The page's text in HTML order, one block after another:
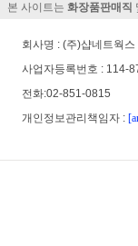
본 사이트는 화장품판매직
회사명 : (주)샵네트웍
사업자등록번호 : 114-
전화:02-851-0815
개인정보관리책임자 :